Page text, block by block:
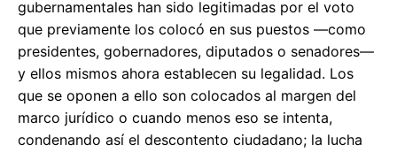
gubernamentales han sido legitimadas por el voto
que previamente los colocó en sus puestos —como
presidentes, gobernadores, diputados o senadores—
y ellos mismos ahora establecen su legalidad. Los
que se oponen a ello son colocados al margen del
marco jurídico o cuando menos eso se intenta,
condenando así el descontento ciudadano; la lucha